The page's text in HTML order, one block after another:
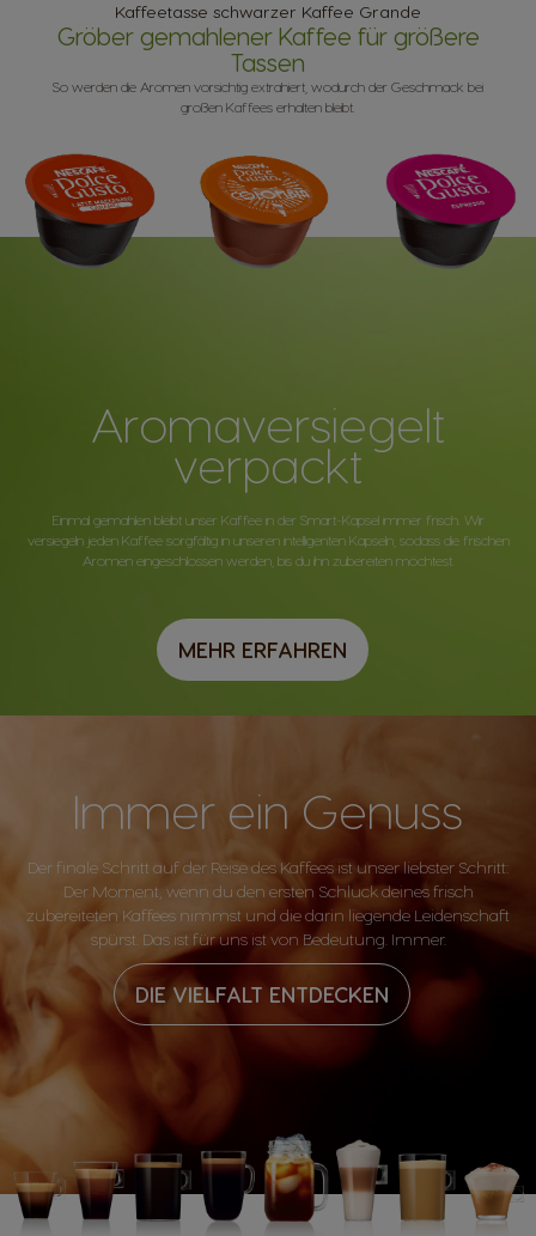
Kaffeetasse schwarzer Kaffee Grande
Gröber gemahlener Kaffee für größere
Tassen
So werden die Aromen vorsichtig extrahiert, wodurch der Geschmack bei
großen Kaffees erhalten bleibt.
Aromaversiegelt
verpackt
Einmal gemahlen bleibt unser Kaffee in der Smart-Kapsel immer frisch. Wir
versiegeln jeden Kaffee sorgfältig in unseren intelligenten Kapseln, sodass die frischen
Aromen eingeschlossen werden, bis du ihn zubereiten möchtest.
MEHR ERFAHREN
Immer ein Genuss
Der finale Schritt auf der Reise des Kaffees ist unser liebster Schritt:
Der Moment, wenn du den ersten Schluck deines frisch
zubereiteten Kaffees nimmst und die darin liegende Leidenschaft
spürst. Das ist für uns ist von Bedeutung. Immer.
DIE VIELFALT ENTDECKEN